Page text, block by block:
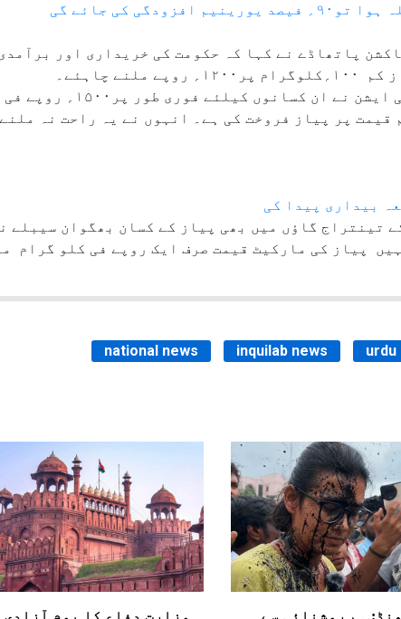
کی جائے گی
پاتھاڈے نے کہا کہ حکومت کی خریداری اور
چاہئے۔
دریں اثناء مہاراشٹرا اونین
۴؍،۵؍مہینوں میں کم قیمت پر پیاز فروخت کی ہے۔ انہوں نے یہ راحت
بیداری پیدا کی
تینتراج گاؤں میں بھی پیاز کے کسان بھگوان سیبلے
۔ انہیں پیاز کی مارکیٹ قیمت صرف ایک روپے فی کلو
national news inquilab news urdu
ہم روشنائی سے وزارت دفاع کا یوم آزادی